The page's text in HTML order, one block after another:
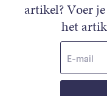
artikel? Voer
het